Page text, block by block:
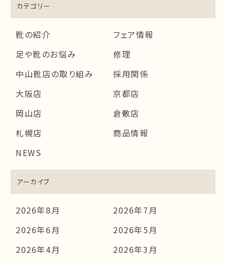
カテゴリー
靴の紹介
フェア情報
足や靴のお悩み
修理
中山靴店の取り組み
採用関係
大阪店
京都店
岡山店
倉敷店
札幌店
商品情報
NEWS
アーカイブ
2026年8月
2026年7月
2026年6月
2026年5月
2026年4月
2026年3月